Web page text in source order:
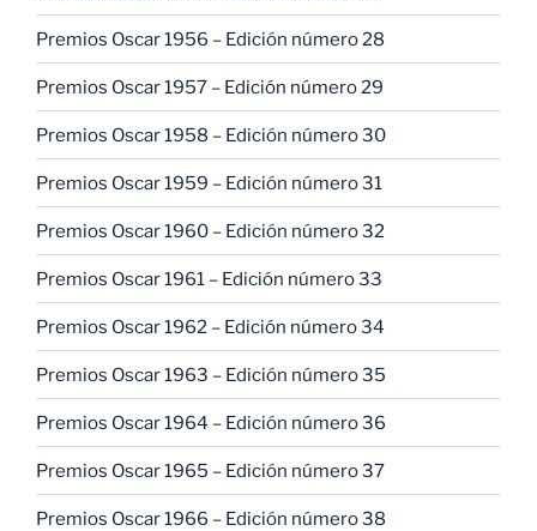
Premios Oscar 1956 – Edición número 28
Premios Oscar 1957 – Edición número 29
Premios Oscar 1958 – Edición número 30
Premios Oscar 1959 – Edición número 31
Premios Oscar 1960 – Edición número 32
Premios Oscar 1961 – Edición número 33
Premios Oscar 1962 – Edición número 34
Premios Oscar 1963 – Edición número 35
Premios Oscar 1964 – Edición número 36
Premios Oscar 1965 – Edición número 37
Premios Oscar 1966 – Edición número 38